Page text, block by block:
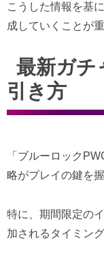
こうした情報を基
成していくことが重
最新ガチ
引き方
「ブルーロック
略がプレイの鍵を握
特に、期間限定の
加されるタイミン